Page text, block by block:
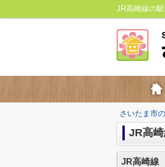
JR高崎線の
さいたま市
JR高
JR高崎線